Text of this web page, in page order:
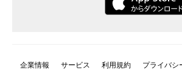
企業情報 サービス 利用規約 プライバシ